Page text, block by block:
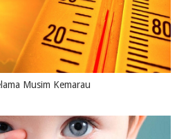
Musim Kemarau